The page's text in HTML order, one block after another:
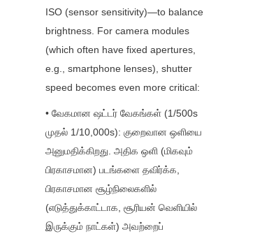
ISO (sensor sensitivity)—to balance
brightness. For camera modules
(which often have fixed apertures,
e.g., smartphone lenses), shutter
speed becomes even more critical:
• வேகமான ஷட்டர் வேகங்கள் (1/500s
முதல் 1/10,000s): குறைவான ஒளியை
அனுமதிக்கிறது. அதிக ஒளி (மிகவும்
பிரகாசமான) படங்களை தவிர்க்க,
பிரகாசமான சூழ்நிலைகளில்
(எடுத்துக்காட்டாக, சூரியன் வெளியில்
இருக்கும் நாட்கள்) அவற்றைப்